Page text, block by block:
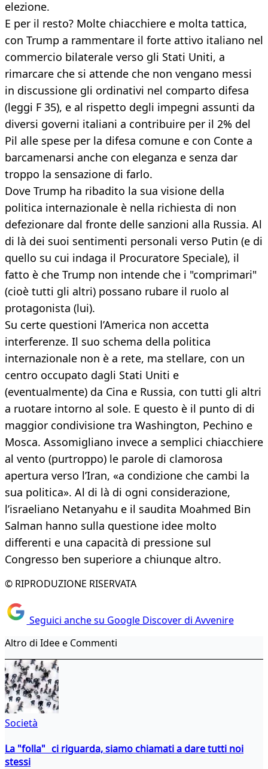
elezione.
E per il resto? Molte chiacchiere e molta tattica,
con Trump a rammentare il forte attivo italiano nel
commercio bilaterale verso gli Stati Uniti, a
rimarcare che si attende che non vengano messi
in discussione gli ordinativi nel comparto difesa
(leggi F 35), e al rispetto degli impegni assunti da
diversi governi italiani a contribuire per il 2% del
Pil alle spese per la difesa comune e con Conte a
barcamenarsi anche con eleganza e senza dar
troppo la sensazione di farlo.
Dove Trump ha ribadito la sua visione della
politica internazionale è nella richiesta di non
defezionare dal fronte delle sanzioni alla Russia. Al
di là dei suoi sentimenti personali verso Putin (e di
quello su cui indaga il Procuratore Speciale), il
fatto è che Trump non intende che i "comprimari"
(cioè tutti gli altri) possano rubare il ruolo al
protagonista (lui).
Su certe questioni l’America non accetta
interferenze. Il suo schema della politica
internazionale non è a rete, ma stellare, con un
centro occupato dagli Stati Uniti e
(eventualmente) da Cina e Russia, con tutti gli altri
a ruotare intorno al sole. E questo è il punto di di
maggior condivisione tra Washington, Pechino e
Mosca. Assomigliano invece a semplici chiacchiere
al vento (purtroppo) le parole di clamorosa
apertura verso l’Iran, «a condizione che cambi la
sua politica». Al di là di ogni considerazione,
l’israeliano Netanyahu e il saudita Moahmed Bin
Salman hanno sulla questione idee molto
differenti e una capacità di pressione sul
Congresso ben superiore a chiunque altro.
© RIPRODUZIONE RISERVATA
Seguici anche su Google Discover di Avvenire
Altro di Idee e Commenti
Società
La "folla" ci riguarda, siamo chiamati a dare tutti noi
stessi